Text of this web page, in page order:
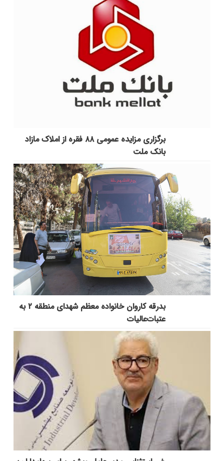
برگزاری مزایده عمومی ۸۸ فقره از املاک مازاد
بانک ملت
بدرقه کاروان خانواده معظم شهدای منطقه ۲ به
عتبات‌عالیات